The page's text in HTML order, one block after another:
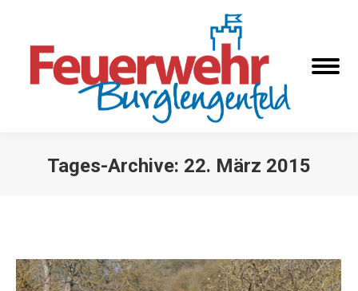
Tages-Archive: 22. März 2015